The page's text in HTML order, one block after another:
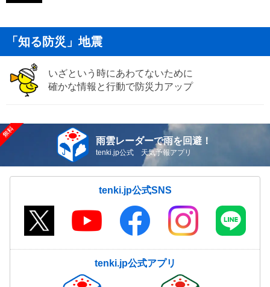
「知る防災」地震
いざという時にあわてないために
確かな情報と行動で防災力アップ
雨雲レーダーで雨を回避！
tenki.jp公式 天気予報アプリ
tenki.jp公式SNS
tenki.jp公式アプリ